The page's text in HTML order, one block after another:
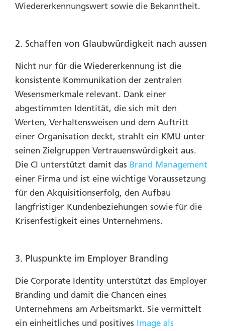
Wiedererkennungswert sowie die Bekanntheit.
2. Schaffen von Glaubwürdigkeit nach aussen
Nicht nur für die Wiedererkennung ist die
konsistente Kommunikation der zentralen
Wesensmerkmale relevant. Dank einer
abgestimmten Identität, die sich mit den
Werten, Verhaltensweisen und dem Auftritt
einer Organisation deckt, strahlt ein KMU unter
seinen Zielgruppen Vertrauenswürdigkeit aus.
Die CI unterstützt damit das Brand Management
einer Firma und ist eine wichtige Voraussetzung
für den Akquisitionserfolg, den Aufbau
langfristiger Kundenbeziehungen sowie für die
Krisenfestigkeit eines Unternehmens.
3. Pluspunkte im Employer Branding
Die Corporate Identity unterstützt das Employer
Branding und damit die Chancen eines
Unternehmens am Arbeitsmarkt. Sie vermittelt
ein einheitliches und positives Image als